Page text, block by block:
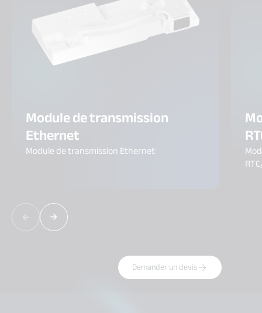
Module de transmission
Ethernet
Module de transmission Ethernet
Demander un devis